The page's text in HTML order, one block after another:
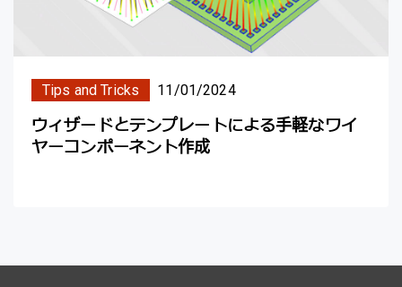
Tips and Tricks 11/01/2024
ウィザードとテンプレートによる手軽なワイ
ヤーコンポーネント作成